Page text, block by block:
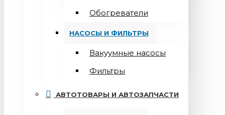
Обогреватели
НАСОСЫ И ФИЛЬТРЫ
Вакуумные насосы
Фильтры
АВТОТОВАРЫ И АВТОЗАПЧАСТИ